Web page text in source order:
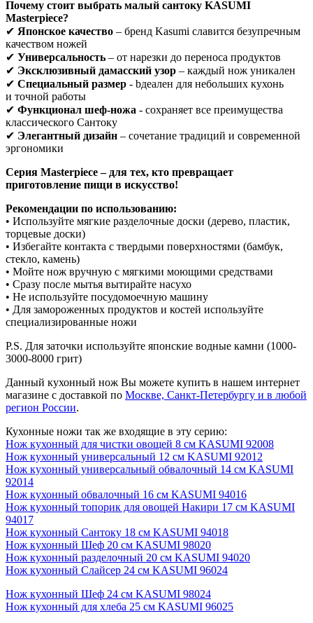
Почему стоит выбрать малый сантоку KASUMI
Masterpiece?
✔ Японское качество – бренд Kasumi славится безупречным
качеством ножей
✔ Универсальность – от нарезки до переноса продуктов
✔ Эксклюзивный дамасский узор – каждый нож уникален
✔ Специальный размер - bдеален для небольших кухонь
и точной работы
✔ Функционал шеф-ножа - cохраняет все преимущества
классического Сантоку
✔ Элегантный дизайн – сочетание традиций и современной
эргономики
Серия Masterpiece – для тех, кто превращает
приготовление пищи в искусство!
Рекомендации по использованию:
• Используйте мягкие разделочные доски (дерево, пластик,
торцевые доски)
• Избегайте контакта с твердыми поверхностями (бамбук,
стекло, камень)
• Мойте нож вручную с мягкими моющими средствами
• Сразу после мытья вытирайте насухо
• Не используйте посудомоечную машину
• Для замороженных продуктов и костей используйте
специализированные ножи
P.S. Для заточки используйте японские водные камни (1000-
3000-8000 грит)
Данный кухонный нож Вы можете купить в нашем интернет
магазине с доставкой по Москве, Санкт-Петербургу и в любой
регион России.
Кухонные ножи так же входящие в эту серию:
Нож кухонный для чистки овощей 8 см KASUMI 92008
Нож кухонный универсальный 12 см KASUMI 92012
Нож кухонный универсальный обвалочный 14 см KASUMI
92014
Нож кухонный обвалочный 16 см KASUMI 94016
Нож кухонный топорик для овощей Накири 17 см KASUMI
94017
Нож кухонный Сантоку 18 см KASUMI 94018
Нож кухонный Шеф 20 см KASUMI 98020
Нож кухонный разделочный 20 см KASUMI 94020
Нож кухонный Слайсер 24 см KASUMI 96024
Нож кухонный Шеф 24 см KASUMI 98024
Нож кухонный для хлеба 25 см KASUMI 96025